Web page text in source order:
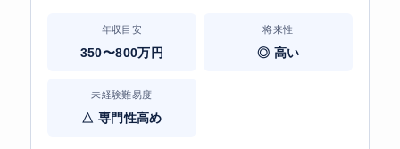
年収目安
350〜800万円
将来性
◎ 高い
未経験難易度
△ 専門性高め